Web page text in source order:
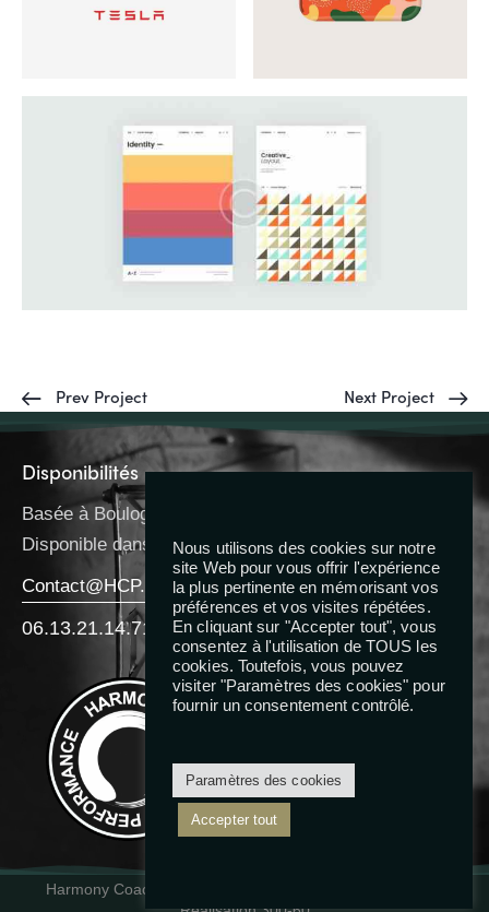
Prev Project Next Project
Disponibilités
Basée à Boulogne-Billancourt
Disponible dans toute l’IDF
Contact@HCP.Coach
06.13.21.14.71
Reseaux
Harmony Coaching Performance
Nous utilisons des cookies sur notre
site Web pour vous offrir l'expérience
la plus pertinente en mémorisant vos
préférences et vos visites répétées.
En cliquant sur "Accepter tout", vous
consentez à l'utilisation de TOUS les
cookies. Toutefois, vous pouvez
visiter "Paramètres des cookies" pour
fournir un consentement contrôlé.
Paramètres des cookies
Accepter tout